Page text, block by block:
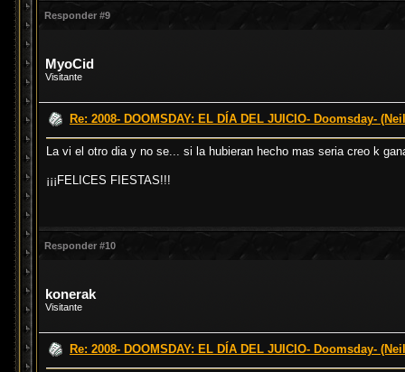
Responder #9
MyoCid
Visitante
Re: 2008- DOOMSDAY: EL DÍA DEL JUICIO- Doomsday-
La vi el otro dia y no se... si la hubieran hecho mas seria creo k
¡¡¡FELICES FIESTAS!!!
Responder #10
konerak
Visitante
Re: 2008- DOOMSDAY: EL DÍA DEL JUICIO- Doomsday-